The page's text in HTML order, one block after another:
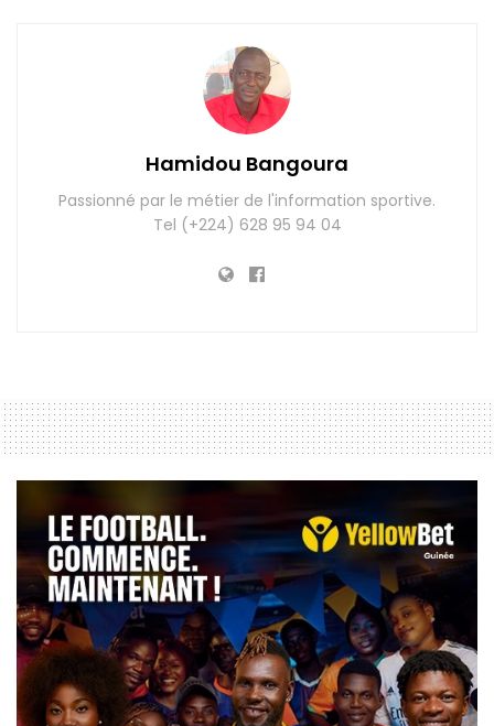
Hamidou Bangoura
Passionné par le métier de l'information sportive.
Tel (+224) 628 95 94 04